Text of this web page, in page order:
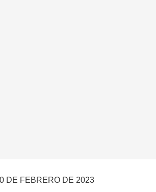
DE FEBRERO DE 2023